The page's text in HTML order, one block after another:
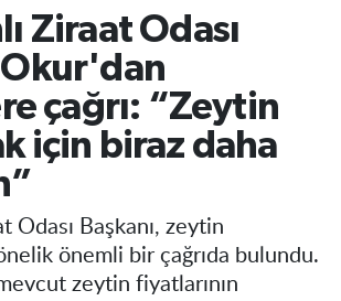
Ziraat Odası
Okur'dan
çağrı: “Zeytin
için biraz daha
Odası Başkanı, zeytin
önemli bir çağrıda bulundu.
zeytin fiyatlarının
Yoğunluk Haritası
Durumu ve Fikstür